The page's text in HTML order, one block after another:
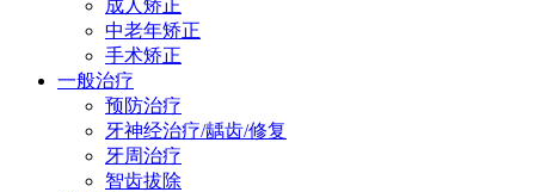
成人矫正
中老年矫正
手术矫正
一般治疗
预防治疗
牙神经治疗/龋齿/修复
牙周治疗
智齿拔除